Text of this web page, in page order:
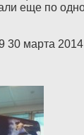
еще по
30 марта